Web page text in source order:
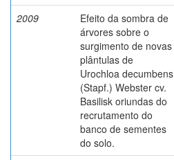
2009
Efeito da sombra de
árvores sobre o
surgimento de novas
plântulas de
Urochloa decumbens
(Stapf.) Webster cv.
Basilisk oriundas do
recrutamento do
banco de sementes
do solo.